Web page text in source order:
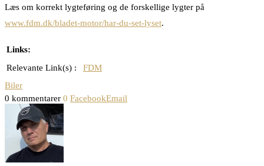
Læs om korrekt lygteføring og de forskellige lygter på
www.fdm.dk/bladet-motor/har-du-set-lyset.
Links:
Relevante Link(s) :
FDM
Biler
0 kommentarer 0 FacebookEmail